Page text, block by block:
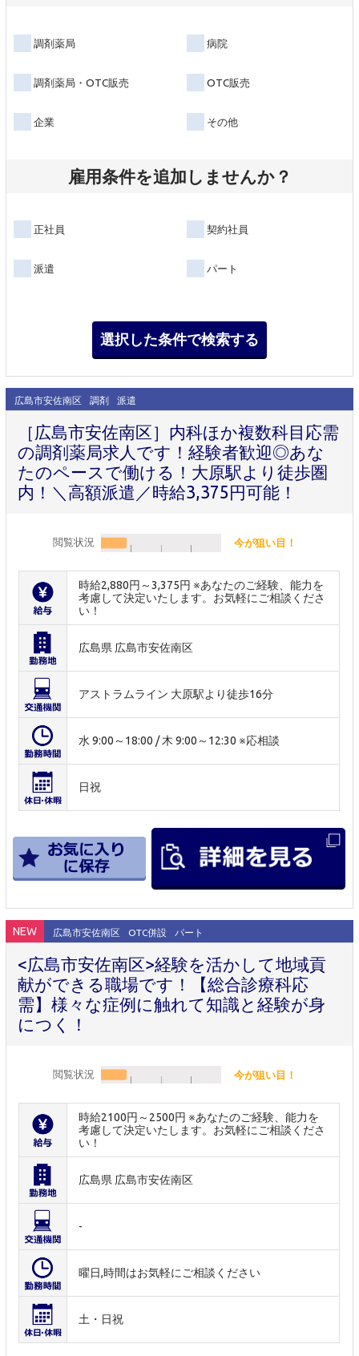
調剤薬局 病院
調剤薬局・OTC販売 OTC販売
企業 その他
雇用条件を追加しませんか？
正社員 契約社員
派遣 パート
広島市安佐南区 調剤 派遣
［広島市安佐南区］内科ほか複数科目応需
の調剤薬局求人です！経験者歓迎◎あな
たのペースで働ける！大原駅より徒歩圏
内！＼高額派遣／時給3,375円可能！
閲覧状況 今が狙い目！
時給2,880円～3,375円 ※あなたのご経験、能力を
考慮して決定いたします。お気軽にご相談くださ
い！
広島県 広島市安佐南区
アストラムライン 大原駅より徒歩16分
水 9:00～18:00 / 木 9:00～12:30 ※応相談
日祝
NEW 広島市安佐南区 OTC併設 パート
<広島市安佐南区>経験を活かして地域貢
献ができる職場です！【総合診療科応
需】様々な症例に触れて知識と経験が身
につく！
閲覧状況 今が狙い目！
時給2100円～2500円 ※あなたのご経験、能力を
考慮して決定いたします。お気軽にご相談くださ
い！
広島県 広島市安佐南区
-
曜日,時間はお気軽にご相談ください
土・日祝